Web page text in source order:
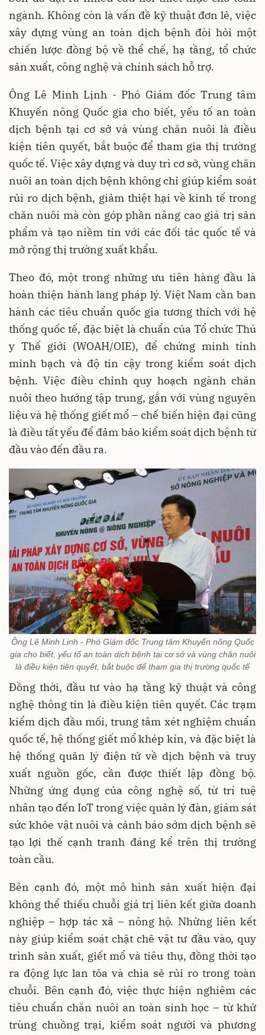
ngành. Không còn là vấn đề kỹ thuật đơn lẻ, việc
xây dựng vùng an toàn dịch bệnh đòi hỏi một
chiến lược đồng bộ về thể chế, hạ tầng, tổ chức
sản xuất, công nghệ và chính sách hỗ trợ.
Ông Lê Minh Lịnh - Phó Giám đốc Trung tâm
Khuyến nông Quốc gia cho biết, yếu tố an toàn
dịch bệnh tại cơ sở và vùng chăn nuôi là điều
kiện tiên quyết, bắt buộc để tham gia thị trường
quốc tế. Việc xây dựng và duy trì cơ sở, vùng chăn
nuôi an toàn dịch bệnh không chỉ giúp kiểm soát
rủi ro dịch bệnh, giảm thiệt hại về kinh tế trong
chăn nuôi mà còn góp phần nâng cao giá trị sản
phẩm và tạo niềm tin với các đối tác quốc tế và
mở rộng thị trường xuất khẩu.
Theo đó, một trong những ưu tiên hàng đầu là
hoàn thiện hành lang pháp lý. Việt Nam cần ban
hành các tiêu chuẩn quốc gia tương thích với hệ
thống quốc tế, đặc biệt là chuẩn của Tổ chức Thú
y Thế giới (WOAH/OIE), để chứng minh tính
minh bạch và độ tin cậy trong kiểm soát dịch
bệnh. Việc điều chỉnh quy hoạch ngành chăn
nuôi theo hướng tập trung, gắn với vùng nguyên
liệu và hệ thống giết mổ – chế biến hiện đại cũng
là điều tất yếu để đảm bảo kiểm soát dịch bệnh từ
đầu vào đến đầu ra.
Ông Lê Minh Lịnh - Phó Giám đốc Trung tâm Khuyến nông Quốc
gia cho biết, yếu tố an toàn dịch bệnh tại cơ sở và vùng chăn nuôi
là điều kiện tiên quyết, bắt buộc để tham gia thị trường quốc tế
Đồng thời, đầu tư vào hạ tầng kỹ thuật và công
nghệ thông tin là điều kiện tiên quyết. Các trạm
kiểm dịch đầu mối, trung tâm xét nghiệm chuẩn
quốc tế, hệ thống giết mổ khép kín, và đặc biệt là
hệ thống quản lý điện tử về dịch bệnh và truy
xuất nguồn gốc, cần được thiết lập đồng bộ.
Những ứng dụng của công nghệ số, từ trí tuệ
nhân tạo đến IoT trong việc quản lý đàn, giám sát
sức khỏe vật nuôi và cảnh báo sớm dịch bệnh sẽ
tạo lợi thế cạnh tranh đáng kể trên thị trường
toàn cầu.
Bên cạnh đó, một mô hình sản xuất hiện đại
không thể thiếu chuỗi giá trị liên kết giữa doanh
nghiệp – hợp tác xã – nông hộ. Những liên kết
này giúp kiểm soát chặt chẽ vật tư đầu vào, quy
trình sản xuất, giết mổ và tiêu thụ, đồng thời tạo
ra động lực lan tỏa và chia sẻ rủi ro trong toàn
chuỗi. Bên cạnh đó, việc thực hiện nghiêm các
tiêu chuẩn chăn nuôi an toàn sinh học – từ khử
trùng chuồng trại, kiểm soát người và phương